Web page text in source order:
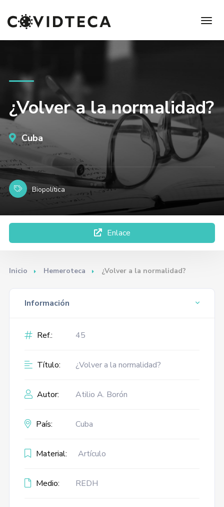
¿Volver a la normalidad?
Cuba
Biopolítica
Enlace
Inicio Hemeroteca ¿Volver a la normalidad?
Información
Ref.: 45
Título: ¿Volver a la normalidad?
Autor: Atilio A. Borón
País: Cuba
Material: Artículo
Medio: REDH